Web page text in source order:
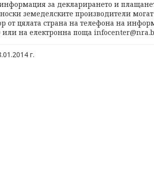
за декларирането и
земеделските производители
от цялата страна на телефона на
или на електронна поща
г.